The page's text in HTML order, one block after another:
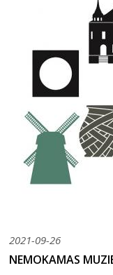
2021-09-26
NEMOKAMAS